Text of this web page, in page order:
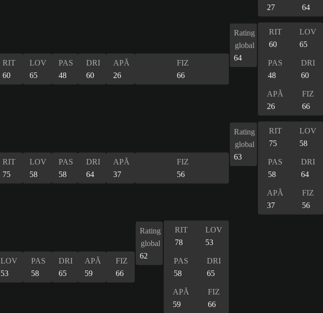
27
64
RIT
60
LOV
65
PAS
48
DRI
60
APĂ
26
FIZ
66
Rating
global
64
RIT
60
LOV
65
PAS
48
DRI
60
APĂ
26
FIZ
66
RIT
75
LOV
58
PAS
58
DRI
64
APĂ
37
FIZ
56
Rating
global
63
RIT
75
LOV
58
PAS
58
DRI
64
APĂ
37
FIZ
56
LOV
53
PAS
58
DRI
65
APĂ
59
FIZ
66
Rating
global
62
RIT
78
LOV
53
PAS
58
DRI
65
APĂ
59
FIZ
66